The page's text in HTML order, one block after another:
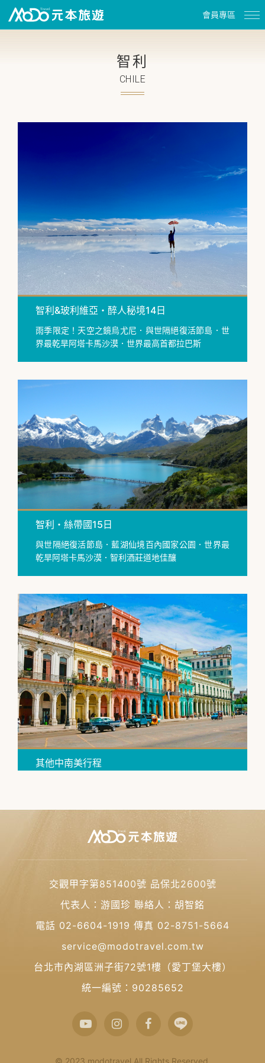
會員專區
智利
CHILE
智利&玻利維亞・醉人秘境14日
雨季限定！天空之鏡烏尤尼．與世隔絕復活節島．世
界最乾旱阿塔卡馬沙漠．世界最高首都拉巴斯
智利・絲帶國15日
與世隔絕復活節島．藍湖仙境百內國家公園．世界最
乾旱阿塔卡馬沙漠．智利酒莊道地佳釀
其他中南美行程
交觀甲字第851400號 品保北2600號
代表人：游國珍 聯絡人：胡智銘
電話 02-6604-1919 傳真 02-8751-5664
service@modotravel.com.tw
台北市內湖區洲子街72號1樓（愛丁堡大樓）
統一編號：90285652
© 2023 modotravel All Rights Reserved.